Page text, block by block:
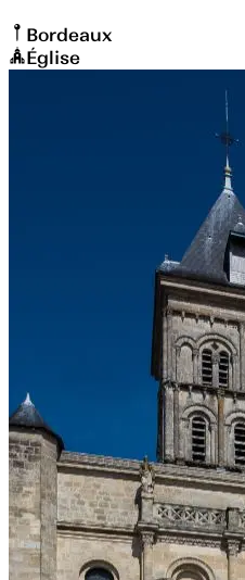
Bordeaux
Église